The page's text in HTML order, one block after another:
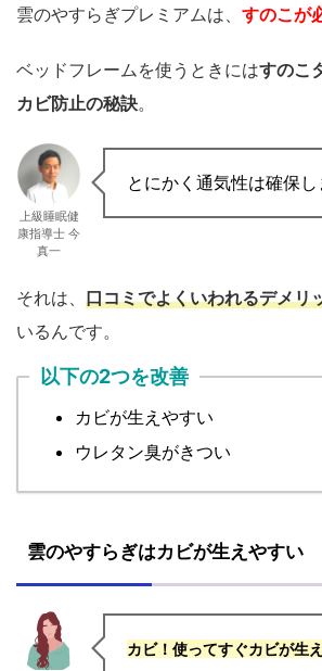
雲のやすらぎプレミアムは、 すのこが
ベッドフレームを使うときにはすのこ
カビ防止の秘訣。
上級睡眠健
康指導士 今
真一
とにかく通気性は確保し
それは、 口コミでよくいわれるデメリ
いるんです。
以下の2つを改善
カビが生えやすい
ウレタン臭がきつい
雲のやすらぎはカビが生えやすい
カビ！使ってすぐカビが生え